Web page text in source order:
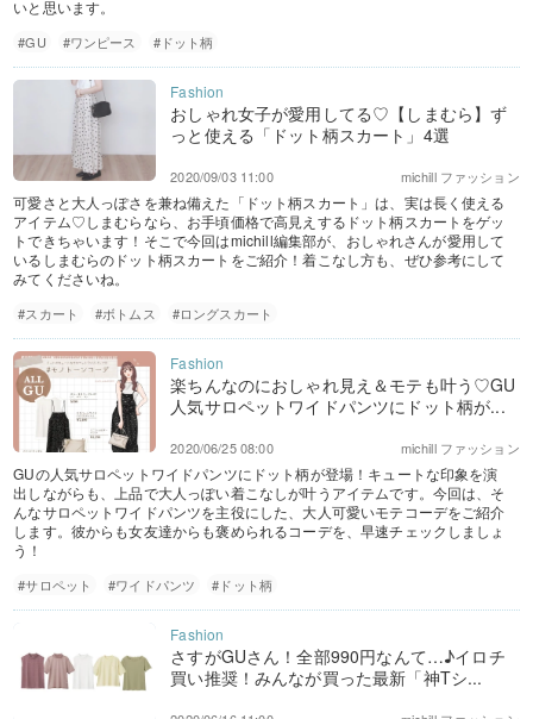
いと思います。
#GU #ワンピース #ドット柄
おしゃれ女子が愛用してる♡【しまむら】ず
っと使える「ドット柄スカート」4選
michill ファッション
2020/09/03 11:00
可愛さと大人っぽさを兼ね備えた「ドット柄スカート」は、実は長く使える
アイテム♡しまむらなら、お手頃価格で高見えするドット柄スカートをゲッ
トできちゃいます！そこで今回はmichill編集部が、おしゃれさんが愛用して
いるしまむらのドット柄スカートをご紹介！着こなし方も、ぜひ参考にして
みてくださいね。
#スカート #ボトムス #ロングスカート
楽ちんなのにおしゃれ見え＆モテも叶う♡GU
人気サロペットワイドパンツにドット柄が...
michill ファッション
2020/06/25 08:00
GUの人気サロペットワイドパンツにドット柄が登場！キュートな印象を演
出しながらも、上品で大人っぽい着こなしが叶うアイテムです。今回は、そ
んなサロペットワイドパンツを主役にした、大人可愛いモテコーデをご紹介
します。彼からも女友達からも褒められるコーデを、早速チェックしましょ
う！
#サロペット #ワイドパンツ #ドット柄
さすがGUさん！全部990円なんて…♪イロチ
買い推奨！みんなが買った最新「神Tシ...